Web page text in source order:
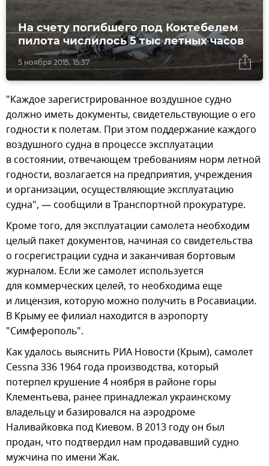
5 ноября 2015, 15:37
На счету погибшего под Коктебелем
пилота числилось 5 тыс летных часов
"Каждое зарегистрированное воздушное судно
должно иметь документы, свидетельствующие о его
годности к полетам. При этом поддержание каждого
воздушного судна в процессе эксплуатации
в состоянии, отвечающем требованиям норм летной
годности, возлагается на предприятия, учреждения
и организации, осуществляющие эксплуатацию
судна", — сообщили в Транспортной прокуратуре.
Кроме того, для эксплуатации самолета необходим
целый пакет документов, начиная со свидетельства
о госрегистрации судна и заканчивая бортовым
журналом. Если же самолет используется
для коммерческих целей, то необходима еще
и лицензия, которую можно получить в Росавиации.
В Крыму ее филиал находится в аэропорту
"Симферополь".
Как удалось выяснить РИА Новости (Крым), самолет
Cessna 336 1964 года производства, который
потерпел крушение 4 ноября в районе горы
Клементьева, ранее принадлежал украинскому
владельцу и базировался на аэродроме
Наливайковка под Киевом. В 2013 году он был
продан, что подтвердил нам продававший судно
мужчина по имени Жак.